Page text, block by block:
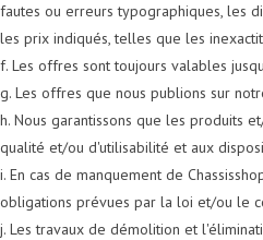
fautes ou erreurs typographiques, les
les prix indiqués, telles que les
f. Les offres sont toujours valables
g. Les offres que nous publions sur
h. Nous garantissons que les produits
qualité et/ou d'utilisabilité et aux
i. En cas de manquement de
obligations prévues par la loi et/ou le
j. Les travaux de démolition et